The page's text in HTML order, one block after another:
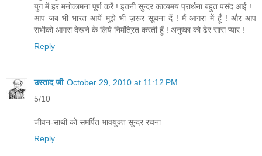
युग में हर मनोकामना पूर्ण करें ! इतनी सुन्दर काव्यमय प्रार्थना बहुत पसंद आई !
आप जब भी भारत आयें मुझे भी ज़रूर सूचना दें ! मैं आगरा में हूँ ! और आप
सभीको आगरा देखने के लिये निमंत्रित करती हूँ ! अनुष्का को ढेर सारा प्यार !
Reply
उस्ताद जी October 29, 2010 at 11:12 PM
5/10
जीवन-साथी को समर्पित भावयुक्त सुन्दर रचना
Reply